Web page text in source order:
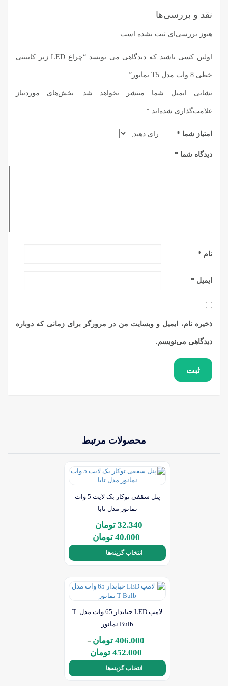
نقد و بررسی‌ها
هنوز بررسی‌ای ثبت نشده است.
اولین کسی باشید که دیدگاهی می نویسد “چراغ LED زیر کابینتی
خطی 8 وات مدل T5 نمانور”
نشانی ایمیل شما منتشر نخواهد شد. بخش‌های موردنیاز
علامت‌گذاری شده‌اند *
امتیاز شما*
دیدگاه شما*
نام*
ایمیل*
ذخیره نام، ایمیل و وبسایت من در مرورگر برای زمانی که دوباره
دیدگاهی می‌نویسم.
محصولات مرتبط
پنل سقفی توکار بک لایت 5 وات
نمانور مدل تابا
32.340 تومان –
40.000 تومانمحدوده
قیمت:
تا
انتخاب گزینه‌ها
دارای
انواع
می
باشد.
گزینه
ها
است
در
صفحه
لامپ LED حبابدار 65 وات مدل T-
Bulb نمانور
406.000 تومان –
452.000 تومانمحدوده
قیمت:
تا
انتخاب گزینه‌ها